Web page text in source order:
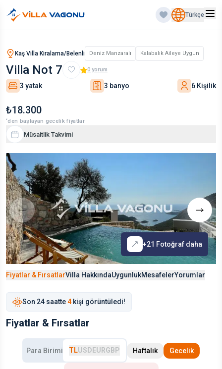
Türkçe
Kaş Villa Kiralama/Belenli Deniz Manzaralı Kalabalık Aileye Uygun
Villa Not 7 0 yorum
3 yatak 3 banyo 6 Kişilik
₺18.300
‘den başlayan gecelik fiyatlar
Müsaitlik Takvimi
+21 Fotoğraf daha
Fiyatlar & FırsatlarVilla HakkındaUygunlukMesafelerYorumlar
Son 24 saatte4 kişi görüntüledi!
Fiyatlar & Fırsatlar
Para Birimi TLUSD EURGBP Haftalık Gecelik